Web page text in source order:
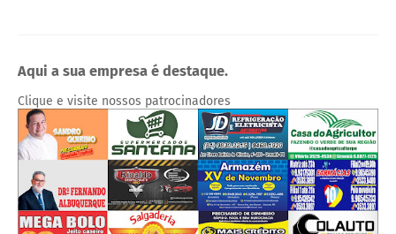
Aqui a sua empresa é destaque.
Clique e visite nossos patrocinadores